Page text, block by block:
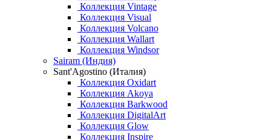
Коллекция Vintage
Коллекция Visual
Коллекция Volcano
Коллекция Wallart
Коллекция Windsor
Sairam (Индия)
Sant'Agostino (Италия)
Коллекция Oxidart
Коллекция Akoya
Коллекция Barkwood
Коллекция DigitalArt
Коллекция Glow
Коллекция Inspire